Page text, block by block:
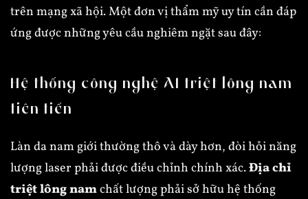
trên mạng xã hội. Một đơn vị thẩm mỹ uy tín cần đáp
ứng được những yêu cầu nghiêm ngặt sau đây:
Hệ thống công nghệ AI triệt lông nam
tiên tiến
Làn da nam giới thường thô và dày hơn, đòi hỏi năng
lượng laser phải được điều chỉnh chính xác.Địa chỉ
triệt lông namchất lượng phải sở hữu hệ thống